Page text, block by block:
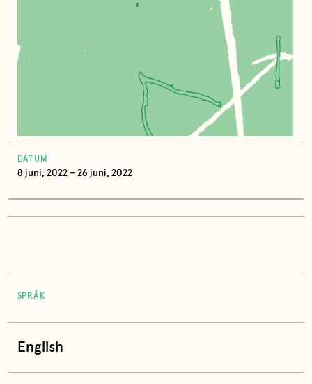
DATUM
8 juni, 2022 – 26 juni, 2022
SPRÅK
English